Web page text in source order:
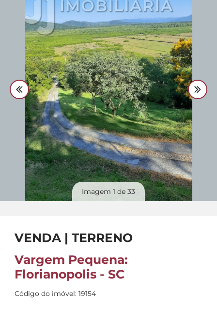
Fale Conosco 48 3364-0079
Plantão 48 99842-0500
Divulgue seu imóvel
Imagem 1 de 33
VENDA | TERRENO
Vargem Pequena:
Florianopolis - SC
Código do imóvel: 19154